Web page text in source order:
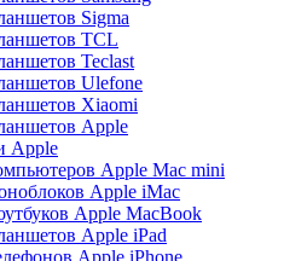
Sigma
TCL
Teclast
Ulefone
Xiaomi
Apple
Apple
Apple Mac mini
Apple iMac
Apple MacBook
Apple iPad
Apple iPhone